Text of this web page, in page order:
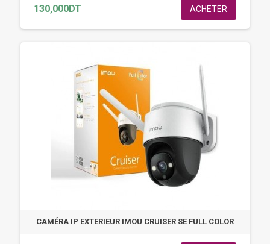
130,000DT ACHETER
CAMÉRA IP EXTERIEUR IMOU CRUISER SE FULL COLOR